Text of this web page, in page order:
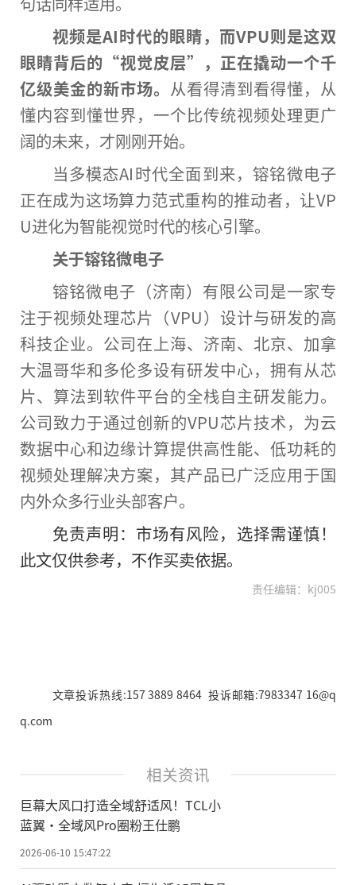
视频是AI时代的眼睛，而VPU则是这双
眼睛背后的“视觉皮层”，正在撬动一个千
亿级美金的新市场。 从看得清到看得懂，从
懂内容到懂世界，一个比传统视频处理更广
阔的未来，才刚刚开始。
当多模态AI时代全面到来，镕铭微电子
正在成为这场算力范式重构的推动者，让VP
U进化为智能视觉时代的核心引擎。
关于镕铭微电子
镕铭微电子（济南）有限公司是一家专
注于视频处理芯片（VPU）设计与研发的高
科技企业。公司在上海、济南、北京、加拿
大温哥华和多伦多设有研发中心，拥有从芯
片、算法到软件平台的全栈自主研发能力。
公司致力于通过创新的VPU芯片技术，为云
数据中心和边缘计算提供高性能、低功耗的
视频处理解决方案，其产品已广泛应用于国
内外众多行业头部客户。
免责声明：市场有风险，选择需谨慎！
此文仅供参考，不作买卖依据。
责任编辑：kj005
文章投诉热线:157 3889 8464 投诉邮箱:7983347 16@q
q.com
相关资讯
巨幕大风口打造全域舒适风！TCL小
蓝翼·全域风Pro圈粉王仕鹏
2026-06-10 15:47:22